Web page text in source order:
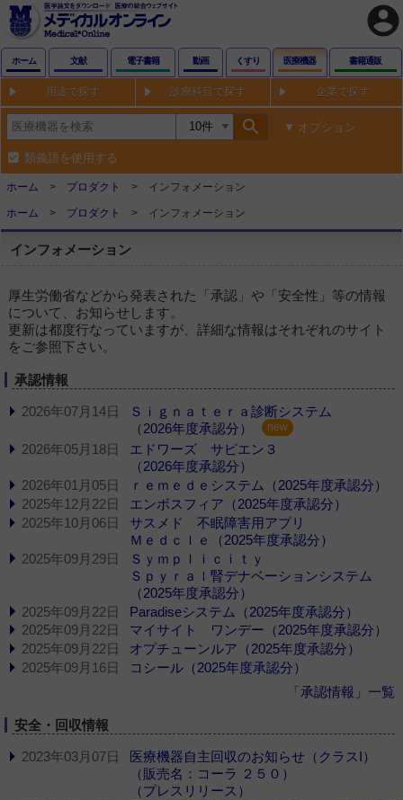
account_circle
ホーム 文献 電子書籍 動画 くすり 医療機器 書籍通販
用途で探す 診療科目で探す 企業で探す
search オプション
類義語を使用する
ホーム プロダクト インフォメーション
ホーム プロダクト インフォメーション
インフォメーション
厚生労働省などから発表された「承認」や「安全性」等の情報
について、お知らせします。
更新は都度行なっていますが、詳細な情報はそれぞれのサイト
をご参照下さい。
承認情報
2026年07月14日
Ｓｉｇｎａｔｅｒａ診断システム
（2026年度承認分）
new
2026年05月18日
エドワーズ サピエン３
（2026年度承認分）
2026年01月05日
ｒｅｍｅｄｅシステム（2025年度承認分）
2025年12月22日
エンボスフィア（2025年度承認分）
2025年10月06日
サスメド 不眠障害用アプリ
Ｍｅｄｃｌｅ（2025年度承認分）
2025年09月29日
Ｓｙｍｐｌｉｃｉｔｙ
Ｓｐｙｒａｌ腎デナベーションシステム
（2025年度承認分）
2025年09月22日
Paradiseシステム（2025年度承認分）
2025年09月22日
マイサイト ワンデー（2025年度承認分）
2025年09月22日
オプチューンルア（2025年度承認分）
2025年09月16日
コシール（2025年度承認分）
「承認情報」一覧
安全・回収情報
2023年03月07日
医療機器自主回収のお知らせ（クラスI）
（販売名：コーラ ２５０）
（プレスリリース）